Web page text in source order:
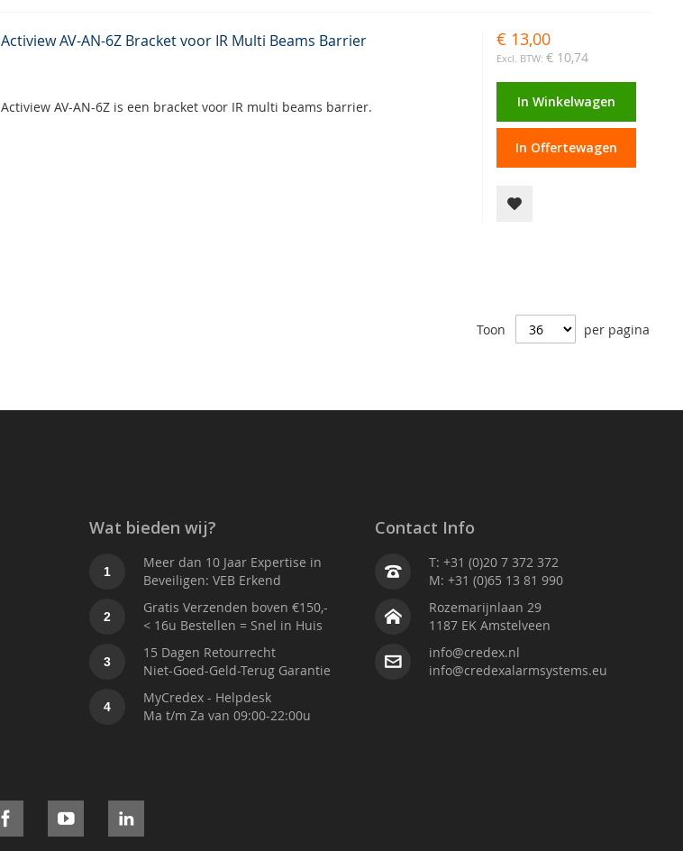
Actiview AV-AN-6Z Bracket voor IR Multi Beams Barrier
Actiview AV-AN-6Z is een bracket voor IR multi beams barrier.
€ 13,00
€ 10,74
In Winkelwagen
In Offertewagen
Toon per pagina
Wat bieden wij?
1
Meer dan 10 Jaar Expertise in
Beveiligen: VEB Erkend
2
Gratis Verzenden boven €150,-
< 16u Bestellen = Snel in Huis
3
15 Dagen Retourrecht
Niet-Goed-Geld-Terug Garantie
4
MyCredex - Helpdesk
Ma t/m Za van 09:00-22:00u
Contact Info
T: +31 (0)20 7 372 372
M: +31 (0)65 13 81 990
Rozemarijnlaan 29
1187 EK Amstelveen
info@credex.nl
info@credexalarmsystems.eu